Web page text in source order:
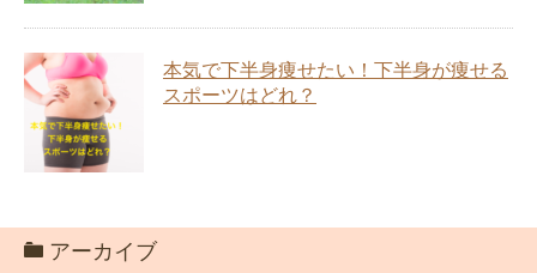
本気で下半身痩せたい！下半身が痩せる
スポーツはどれ？
アーカイブ